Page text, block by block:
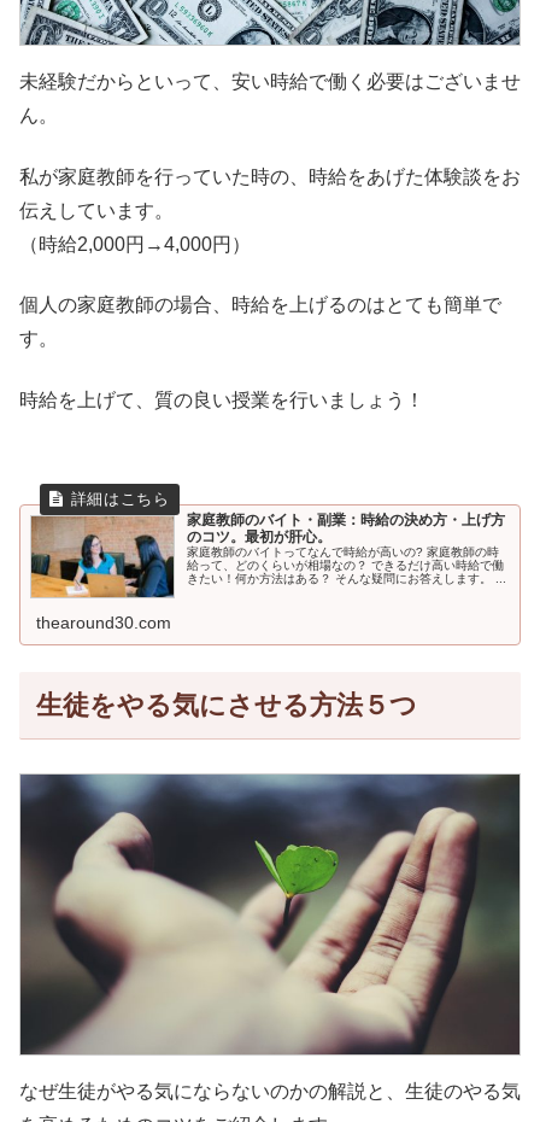
未経験だからといって、安い時給で働く必要はございませ
ん。
私が家庭教師を行っていた時の、時給をあげた体験談をお
伝えしています。
（時給2,000円→4,000円）
個人の家庭教師の場合、時給を上げるのはとても簡単で
す。
時給を上げて、質の良い授業を行いましょう！
家庭教師のバイト・副業：時給の決め方・上げ方
のコツ。最初が肝心。
家庭教師のバイトってなんで時給が高いの? 家庭教師の時
給って、どのくらいが相場なの？ できるだけ高い時給で働
きたい！何か方法はある？ そんな疑問にお答えします。 ...
thearound30.com
生徒をやる気にさせる方法５つ
なぜ生徒がやる気にならないのかの解説と、生徒のやる気